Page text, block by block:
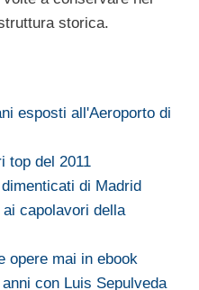
storica.
esposti all'Aeroporto di
top del 2011
di Madrid
capolavori della
opere mai in ebook
con Luis Sepulveda